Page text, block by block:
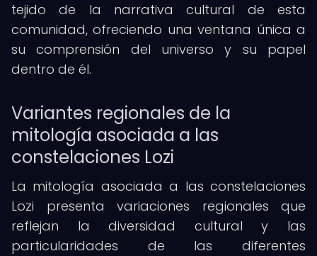
tejido de la narrativa cultural de esta
comunidad, ofreciendo una ventana única a
su comprensión del universo y su papel
dentro de él.
Variantes regionales de la
mitología asociada a las
constelaciones Lozi
La mitología asociada a las constelaciones
Lozi presenta variaciones regionales que
reflejan la diversidad cultural y las
particularidades de las diferentes